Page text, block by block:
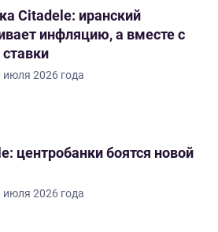
Citadele: иранский
инфляцию, а вместе с
июля 2026 года
центробанки боятся новой
июля 2026 года